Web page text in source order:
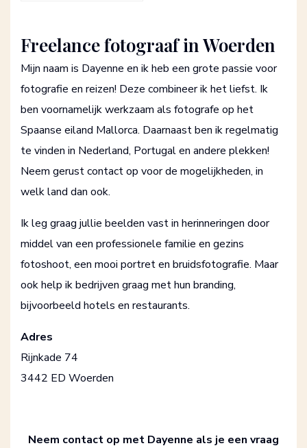
Freelance fotograaf in Woerden
Mijn naam is Dayenne en ik heb een grote passie voor
fotografie en reizen! Deze combineer ik het liefst. Ik
ben voornamelijk werkzaam als fotografe op het
Spaanse eiland Mallorca. Daarnaast ben ik regelmatig
te vinden in Nederland, Portugal en andere plekken!
Neem gerust contact op voor de mogelijkheden, in
welk land dan ook.
Ik leg graag jullie beelden vast in herinneringen door
middel van een professionele familie en gezins
fotoshoot, een mooi portret en bruidsfotografie. Maar
ook help ik bedrijven graag met hun branding,
bijvoorbeeld hotels en restaurants.
Adres
Rijnkade 74
3442 ED Woerden
Neem contact op met Dayenne als je een vraag